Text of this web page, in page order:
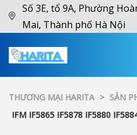
Số 3E, tổ 9A, Phường
Mai, Thành phố Hà Nội
THƯƠNG MẠI HARITA > SẢN
IFM IF5865 IF5878 IF5880